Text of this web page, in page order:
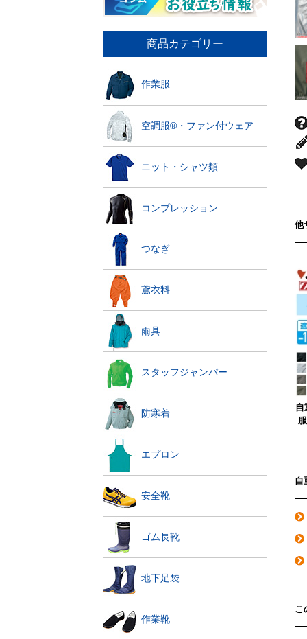
商品カテゴリー
作業服
空調服®・ファン付ウェア
ニット・シャツ類
コンプレッション
つなぎ
鳶衣料
雨具
スタッフジャンパー
防寒着
エプロン
安全靴
ゴム長靴
地下足袋
作業靴
他
自
自
こ